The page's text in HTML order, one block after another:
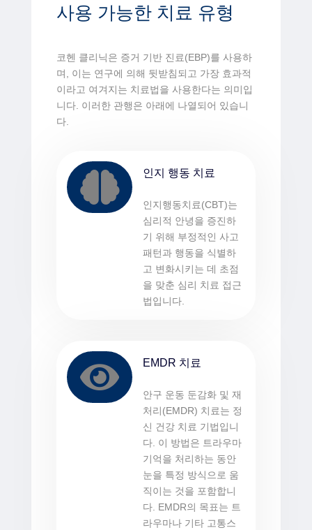
사용 가능한 치료 유형
코헨 클리닉은 증거 기반 진료(EBP)를 사용하
며, 이는 연구에 의해 뒷받침되고 가장 효과적
이라고 여겨지는 치료법을 사용한다는 의미입
니다. 이러한 관행은 아래에 나열되어 있습니
다.
 인지 행동 치료
인지행동치료(CBT)는
심리적 안녕을 증진하
기 위해 부정적인 사고
패턴과 행동을 식별하
고 변화시키는 데 초점
을 맞춘 심리 치료 접근
법입니다.
 EMDR 치료
안구 운동 둔감화 및 재
처리(EMDR) 치료는 정
신 건강 치료 기법입니
다. 이 방법은 트라우마
기억을 처리하는 동안
눈을 특정 방식으로 움
직이는 것을 포함합니
다. EMDR의 목표는 트
라우마나 기타 고통스